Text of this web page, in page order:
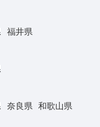
福井県
奈良県 和歌山県